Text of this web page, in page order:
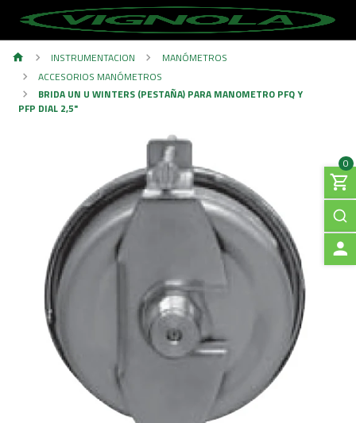
0
INSTRUMENTACION
MANÓMETROS
ACCESORIOS MANÓMETROS
BRIDA UN U WINTERS (PESTAÑA) PARA MANOMETRO PFQ Y
PFP DIAL 2,5"